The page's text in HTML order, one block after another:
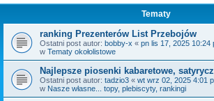
Tematy
ranking Prezenterów List Przebojów
Ostatni post autor: bobby-x « pn lis 17, 2025 10:24
w Tematy okołolistowe
Najlepsze piosenki kabaretowe,
Ostatni post autor: tadzio3 « wt wrz 02, 2025 4:01
w Nasze własne... topy, plebiscyty, rankingi